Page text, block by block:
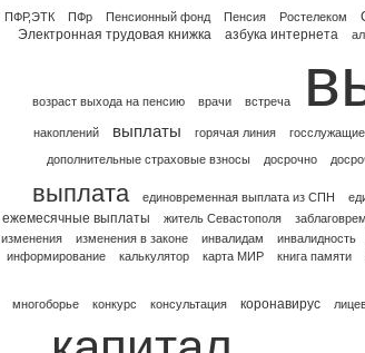
ПФР,ЭТК ПФр Пенсионный фонд Пенсия Ростелеком
Электронная трудовая книжка азбука интернета
возраст выхода на пенсию врачи встреча
накоплений выплаты горячая линия госслужащие
дополнительные страховые взносы
досрочно
выплата
единовременная выплата из СПН
ежемесячные выплаты житель Севастополя
изменения
изменения в законе инвалидам инвалидность
информирование
калькулятор карта МИР книга памяти
многоборье конкурс консультация коронавирус